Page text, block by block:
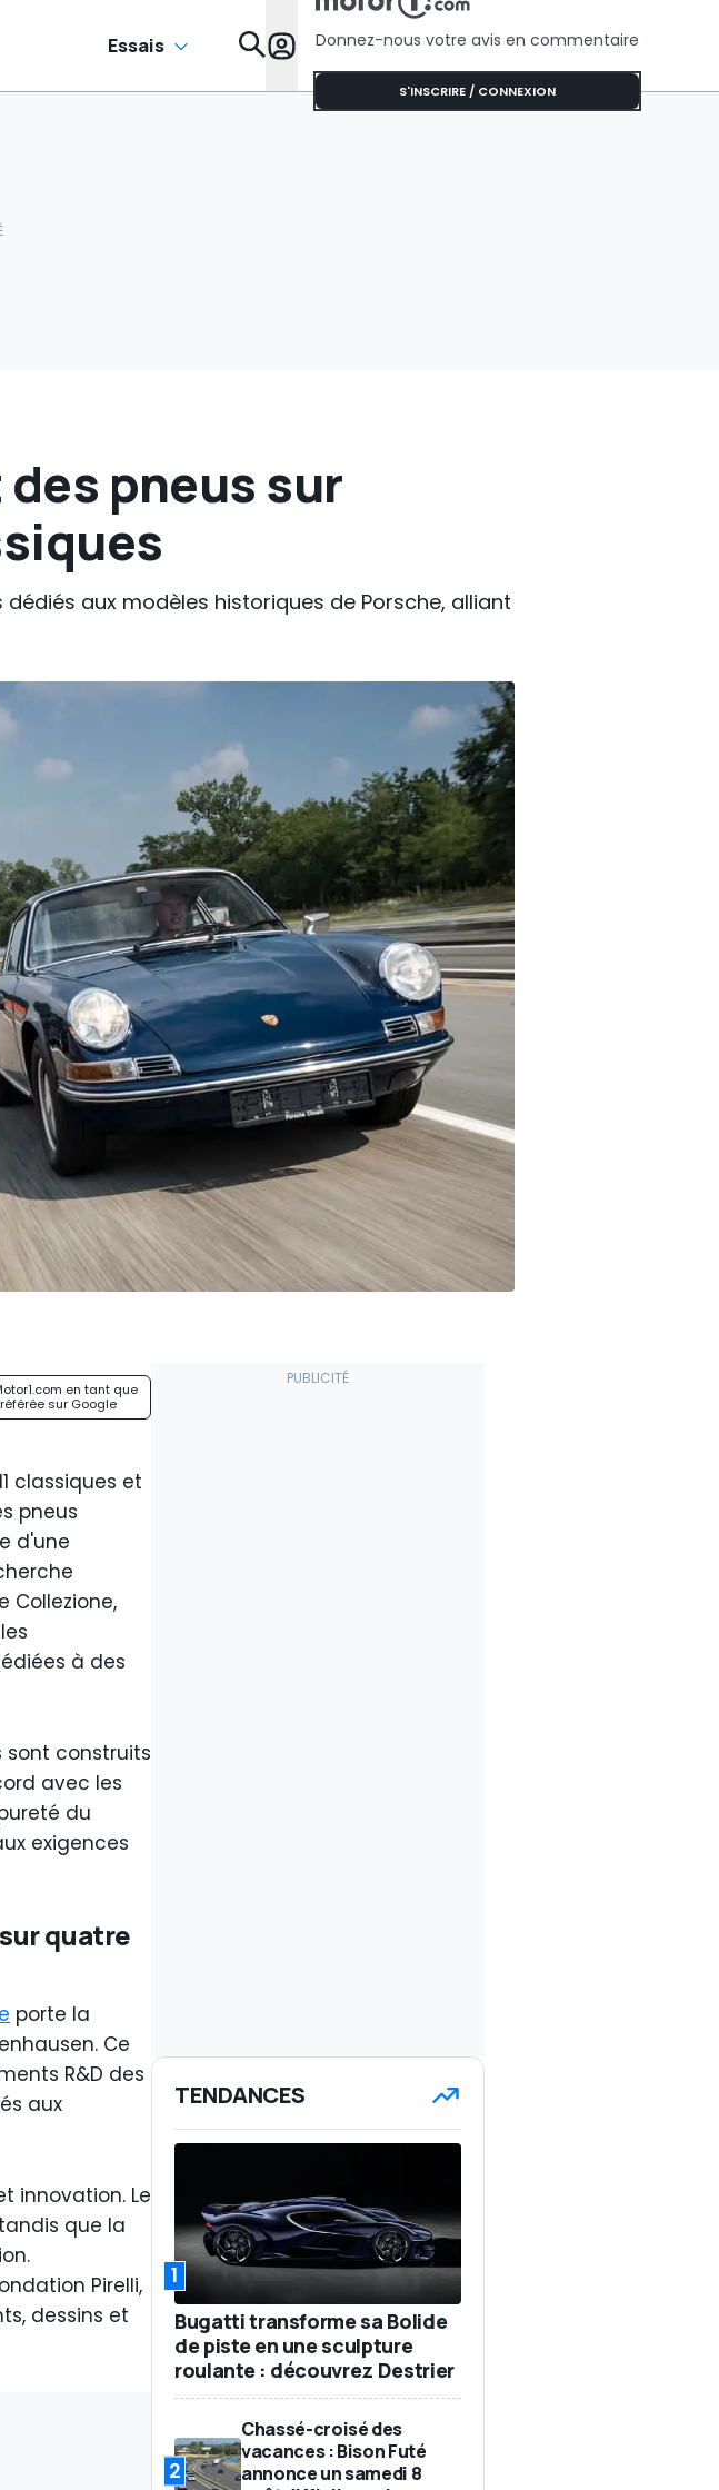
Essais Donnez-nous votre avis en commentaire
S'INSCRIRE / CONNEXION
pneus sur
dédiés aux modèles historiques de Porsche, alliant
en tant que
sur Google
classiques et
pneus
d'une
Collezione,
à des
sont construits
avec les
du
exigences
quatre
porte la
Ce
R&D des
aux
innovation. Le
que la
Pirelli,
dessins et
TENDANCES
1
Bugatti transforme sa Bolide
de piste en une sculpture
roulante : découvrez Destrier
2
Chassé-croisé des
vacances : Bison Futé
annonce un samedi 8